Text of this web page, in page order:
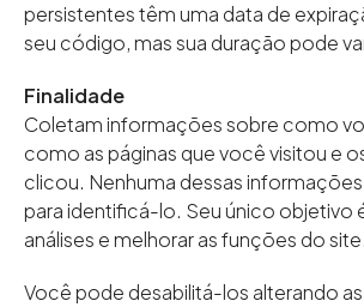
persistentes têm uma data de
seu código, mas sua duração pode
Finalidade
Coletam informações sobre como
como as páginas que você visitou e
clicou. Nenhuma dessas
para identificá-lo. Seu único objetivo
análises e melhorar as funções do site.
Você pode desabilitá-los alterando